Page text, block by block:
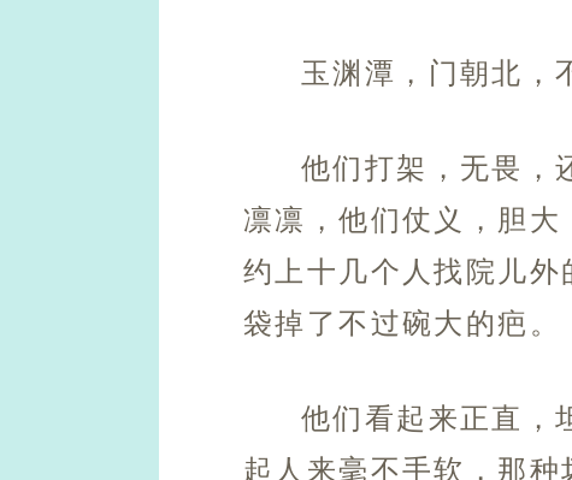
玉渊潭，门朝北，
他们打架，无畏，
凛凛，他们仗义，胆
约上十几个人找院儿
袋掉了不过碗大的疤。
他们看起来正直，
起人来毫不手软，那种